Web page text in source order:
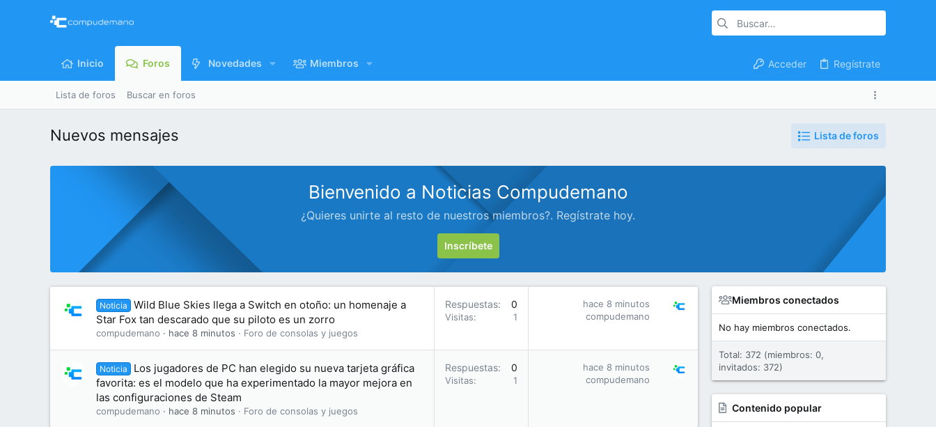
Inicio Foros Novedades Miembros Acceder Regístrate
Lista de foros Buscar en foros
Nuevos mensajes Lista de foros
Bienvenido a Noticias Compudemano
¿Quieres unirte al resto de nuestros miembros?. Regístrate hoy.
Inscríbete
Noticia
Wild Blue Skies llega a Switch en otoño: un homenaje a
Star Fox tan descarado que su piloto es un zorro
compudemano hace 8 minutos Foro de consolas y juegos
Respuestas 0
Visitas 1
hace 8 minutos
compudemano
Noticia
Los jugadores de PC han elegido su nueva tarjeta gráfica
favorita: es el modelo que ha experimentado la mayor mejora en
las configuraciones de Steam
compudemano hace 8 minutos Foro de consolas y juegos
Respuestas 0
Visitas 1
hace 8 minutos
compudemano
Miembros conectados
No hay miembros conectados.
Total: 372 (miembros: 0,
invitados: 372)
Contenido popular